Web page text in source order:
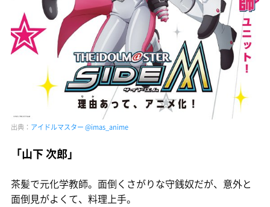
出典： アイドルマスター @imas_anime
「山下 次郎」
茶髪で元化学教師。面倒くさがりな守銭奴だが、意外と
面倒見がよくて、料理上手。